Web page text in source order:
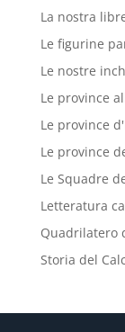
La nostra
Le figurine
Le nostre
Le province
Le province
Le province
Le Squadre
Letteratura
Quadrilatero
Storia del